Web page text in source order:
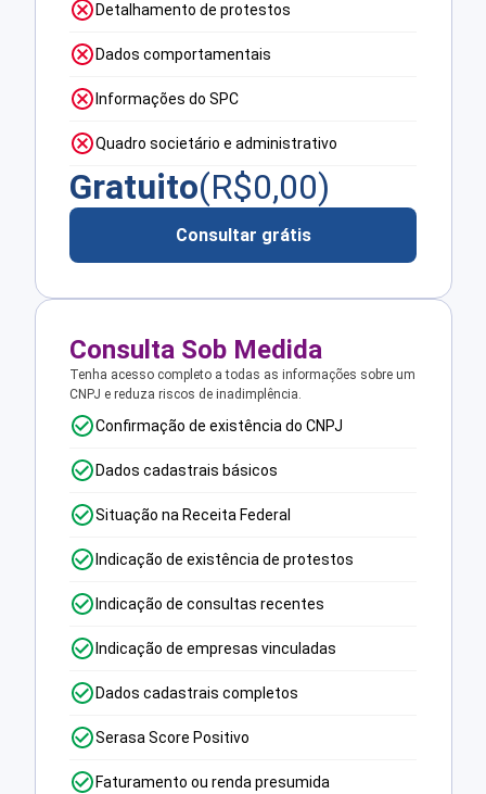
Detalhamento de protestos
Dados comportamentais
Informações do SPC
Quadro societário e administrativo
Gratuito(R$0,00)
Consultar grátis
Consulta Sob Medida
Tenha acesso completo a todas as informações sobre um
CNPJ e reduza riscos de inadimplência.
Confirmação de existência do CNPJ
Dados cadastrais básicos
Situação na Receita Federal
Indicação de existência de protestos
Indicação de consultas recentes
Indicação de empresas vinculadas
Dados cadastrais completos
Serasa Score Positivo
Faturamento ou renda presumida